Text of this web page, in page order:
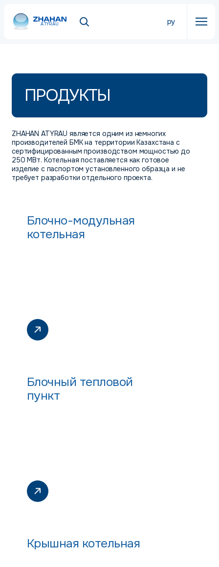
ATYRAU ру
ПРОДУКТЫ
ZHAHAN ATYRAU является одним из немногих
производителей БМК на территории Казахстана с
сертифицированным производством мощностью до
250 МВт. Котельная поставляется как готовое
изделие с паспортом установленного образца и не
требует разработки отдельного проекта.
Блочно-модульная
котельная
Блочный тепловой
пункт
Крышная котельная